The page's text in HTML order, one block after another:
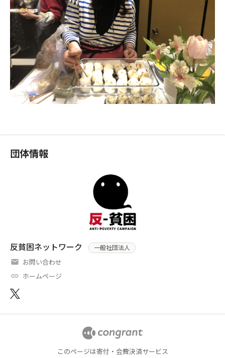
団体情報
反貧困ネットワーク 一般社団法人
お問い合わせ
ホームページ
このページは寄付・会費決済サービス